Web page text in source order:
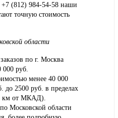
+7 (812) 984-54-58 наши
точную стоимость
области
по г. Москва
000 руб.
менее 40 000
до 2500 руб. в пределах
км от МКАД).
Московской области